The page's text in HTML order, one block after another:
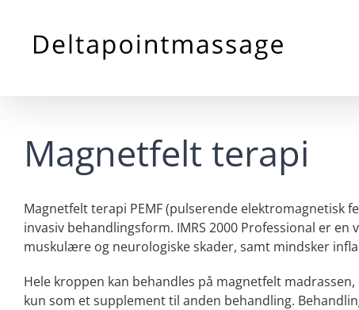
content
Magnetfelt terapi
Magnetfelt terapi PEMF (pulserende elektromagnetisk
invasiv behandlingsform. IMRS 2000 Professional er
muskulære og neurologiske skader, samt mindsker
Hele kroppen kan behandles på magnetfelt
kun som et supplement til anden behandling.